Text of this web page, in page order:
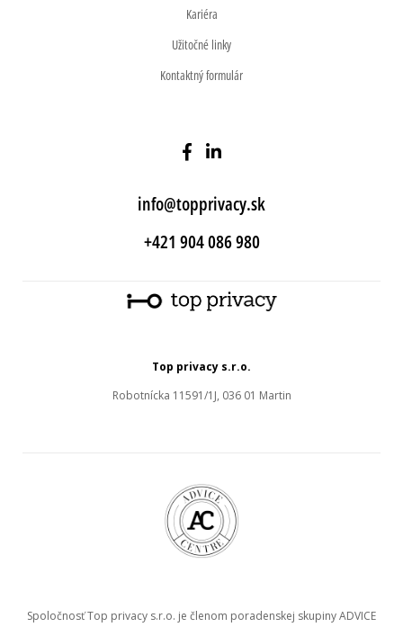
Kariéra
Užitočné linky
Kontaktný formulár
info@topprivacy.sk
+421 904 086 980
Top privacy s.r.o.
Robotnícka 11591/1J, 036 01 Martin
Spoločnosť Top privacy s.r.o. je členom poradenskej skupiny ADVICE